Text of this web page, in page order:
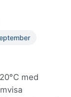
med